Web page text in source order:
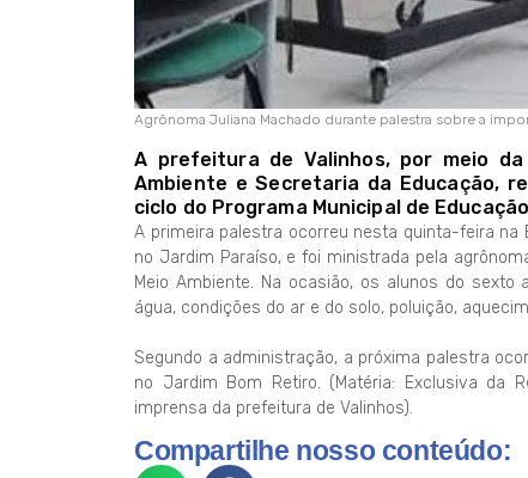
Agrônoma Juliana Machado durante palestra sobre a
A prefeitura de Valinhos, por meio
Ambiente e Secretaria da Educação,
ciclo do Programa Municipal de
A primeira palestra ocorreu nesta quinta-feira na
no Jardim Paraíso, e foi ministrada pela
Meio Ambiente. Na ocasião, os alunos do
água, condições do ar e do solo, poluição,
Segundo a administração, a próxima palestra
no Jardim Bom Retiro. (Matéria: Exclusiva da
imprensa da prefeitura de Valinhos).
Compartilhe nosso conteúdo: